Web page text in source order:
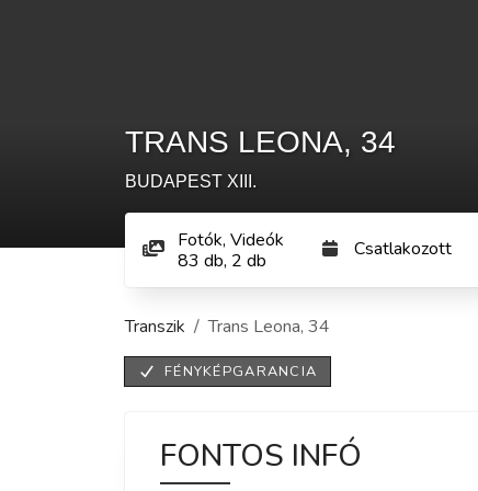
TRANS LEONA, 34
BUDAPEST XIII.
Fotók, Videók
83 db, 2 db Csatlakozott
Transzik Trans Leona, 34
FÉNYKÉPGARANCIA
FONTOS INFÓ